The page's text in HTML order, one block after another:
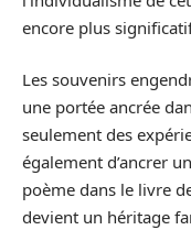
encore plus
Les souvenirs
une portée ancrée
seulement des
également d’ancrer
poème dans le livre
devient un héritage